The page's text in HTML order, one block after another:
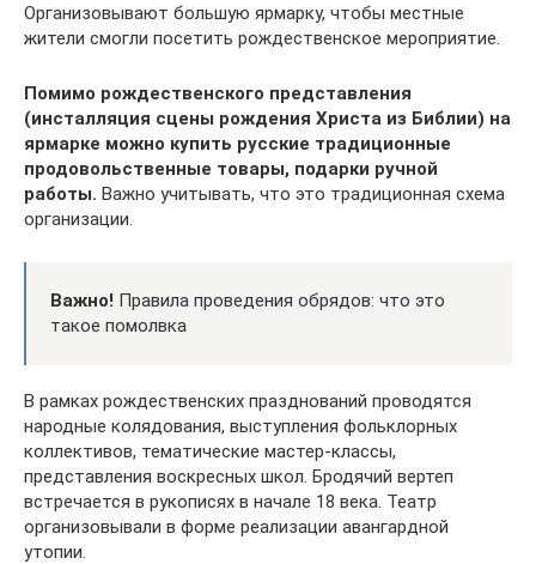
Организовывают большую ярмарку, чтобы местные
жители смогли посетить рождественское мероприятие.
Помимо рождественского представления
(инсталляция сцены рождения Христа из Библии) на
ярмарке можно купить русские традиционные
продовольственные товары, подарки ручной
работы. Важно учитывать, что это традиционная схема
организации.
Важно! Правила проведения обрядов: что это
такое помолвка
В рамках рождественских празднований проводятся
народные колядования, выступления фольклорных
коллективов, тематические мастер-классы,
представления воскресных школ. Бродячий вертеп
встречается в рукописях в начале 18 века. Театр
организовывали в форме реализации авангардной
утопии.